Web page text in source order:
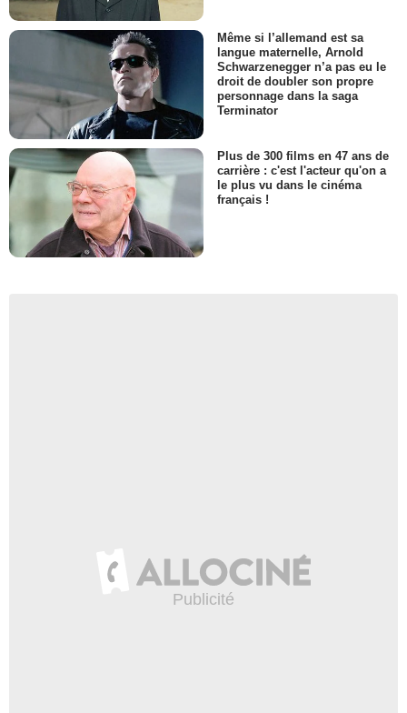
Même si l’allemand est sa
langue maternelle, Arnold
Schwarzenegger n’a pas eu le
droit de doubler son propre
personnage dans la saga
Terminator
Plus de 300 films en 47 ans de
carrière : c'est l'acteur qu'on a
le plus vu dans le cinéma
français !